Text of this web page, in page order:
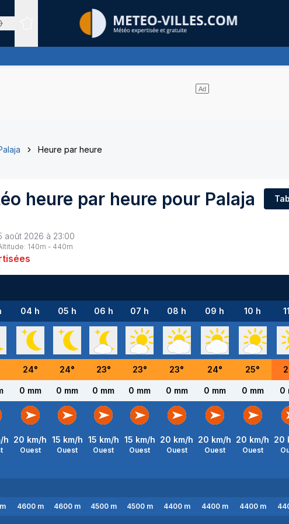
Sites expertis&eacute;s
Heure par heure
heure par heure pour Palaja
août 2026 à 23:00
140m - 440m
04 h 05 h 06 h 07 h 08 h 09 h 10 h
24° 24° 23° 23° 23° 24° 25°
0 mm 0 mm 0 mm 0 mm 0 mm 0 mm 0 mm 0
h 20 km/h
Ouest
15 km/h
Ouest
15 km/h
Ouest
15 km/h
Ouest
20 km/h
Ouest
20 km/h
Ouest
20 km/h
Ouest
20
4600m 4600 m 4500m 4500m 4400m 4400m 4400m